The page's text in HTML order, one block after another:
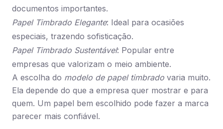
documentos importantes.
Papel Timbrado Elegante: Ideal para ocasiões
especiais, trazendo sofisticação.
Papel Timbrado Sustentável: Popular entre
empresas que valorizam o meio ambiente.
A escolha do modelo de papel timbrado varia muito.
Ela depende do que a empresa quer mostrar e para
quem. Um papel bem escolhido pode fazer a marca
parecer mais confiável.